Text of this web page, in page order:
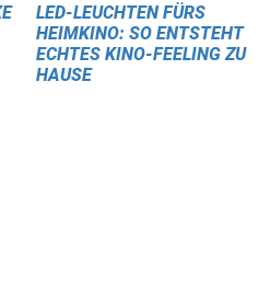
LED-LEUCHTEN FÜRS
HEIMKINO: SO ENTSTEHT
ECHTES KINO-FEELING ZU
HAUSE